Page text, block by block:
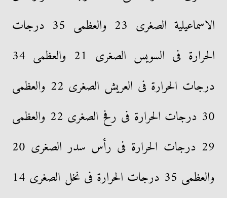
الاسماعيلية الصغرى 23 والعظمى 35 درجات
الحرارة فى السويس الصغرى 21 والعظمى 34
درجات الحرارة فى العريش الصغرى 22 والعظمى
30 درجات الحرارة فى رفح الصغرى 22 والعظمى
29 درجات الحرارة فى رأس سدر الصغرى 20
والعظمى 35 درجات الحرارة فى نخل الصغرى 14